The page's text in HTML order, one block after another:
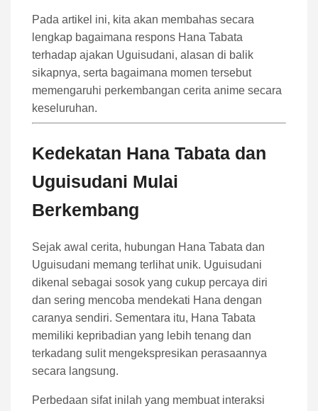
Pada artikel ini, kita akan membahas secara
lengkap bagaimana respons Hana Tabata
terhadap ajakan Uguisudani, alasan di balik
sikapnya, serta bagaimana momen tersebut
memengaruhi perkembangan cerita anime secara
keseluruhan.
Kedekatan Hana Tabata dan
Uguisudani Mulai
Berkembang
Sejak awal cerita, hubungan Hana Tabata dan
Uguisudani memang terlihat unik. Uguisudani
dikenal sebagai sosok yang cukup percaya diri
dan sering mencoba mendekati Hana dengan
caranya sendiri. Sementara itu, Hana Tabata
memiliki kepribadian yang lebih tenang dan
terkadang sulit mengekspresikan perasaannya
secara langsung.
Perbedaan sifat inilah yang membuat interaksi